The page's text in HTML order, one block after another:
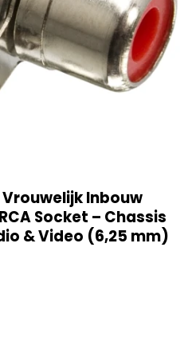
Vrouwelijk Inbouw
Socket – Chassis
& Video (6,25 mm)